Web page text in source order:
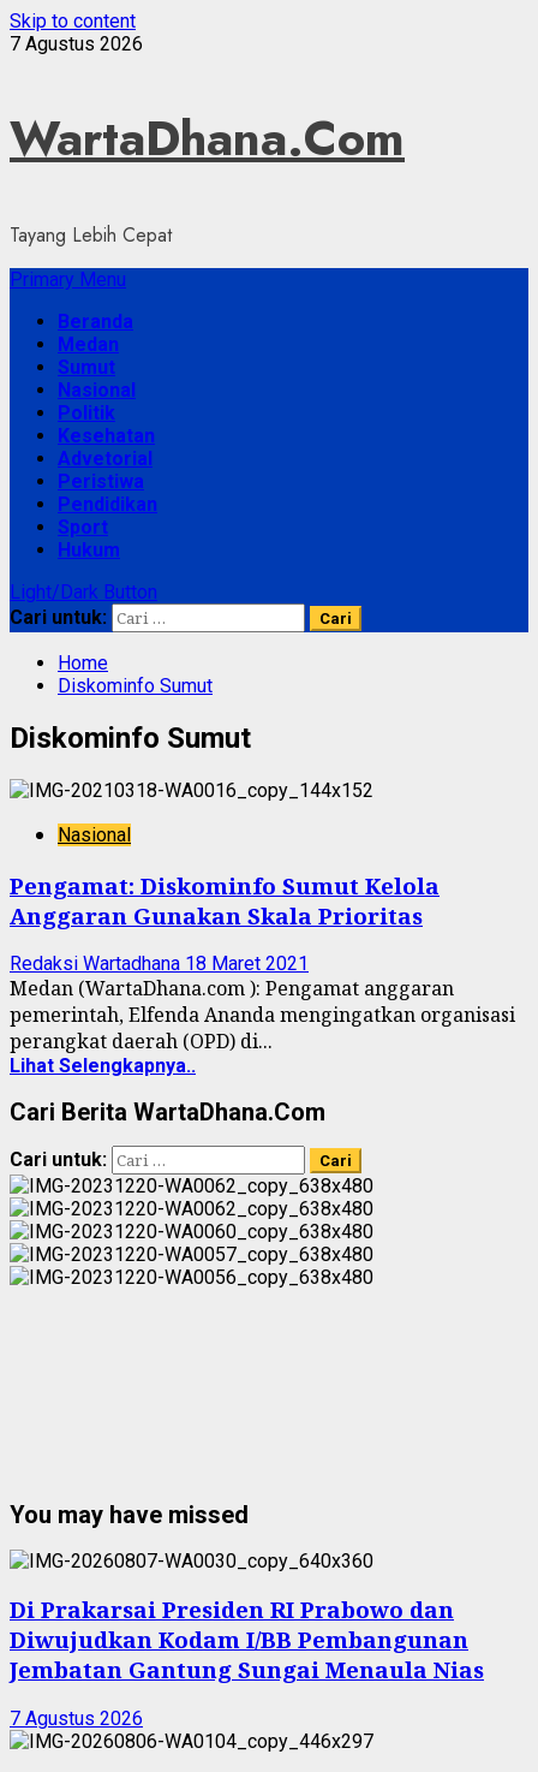
Skip to content
7 Agustus 2026
WartaDhana.Com
Tayang Lebih Cepat
Primary Menu
Beranda
Medan
Sumut
Nasional
Politik
Kesehatan
Advetorial
Peristiwa
Pendidikan
Sport
Hukum
Light/Dark Button
Cari untuk:
Home
Diskominfo Sumut
Diskominfo Sumut
Nasional
Pengamat: Diskominfo Sumut Kelola
Anggaran Gunakan Skala Prioritas
Redaksi Wartadhana 18 Maret 2021
Medan (WartaDhana.com ): Pengamat anggaran
pemerintah, Elfenda Ananda mengingatkan organisasi
perangkat daerah (OPD) di...
Lihat Selengkapnya..
Cari Berita WartaDhana.Com
Cari untuk:
You may have missed
Di Prakarsai Presiden RI Prabowo dan
Diwujudkan Kodam I/BB Pembangunan
Jembatan Gantung Sungai Menaula Nias
7 Agustus 2026